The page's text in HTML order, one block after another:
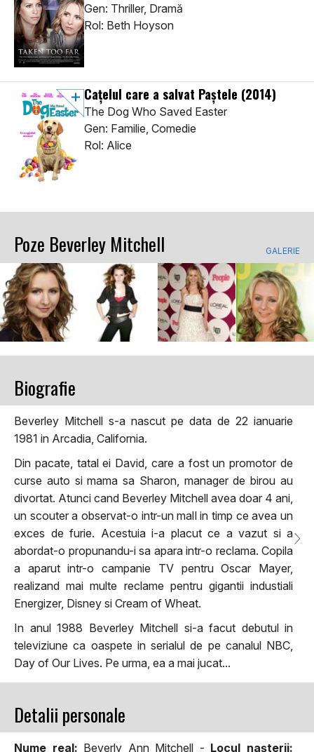
Gen: Thriller, Dramă
Rol: Beth Hoyson
Caţelul care a salvat Paştele (2014)
The Dog Who Saved Easter
Gen: Familie, Comedie
Rol: Alice
Poze Beverley Mitchell GALERIE
Biografie
Beverley Mitchell s-a nascut pe data de 22 ianuarie
1981 in Arcadia, California.
Din pacate, tatal ei David, care a fost un promotor de
curse auto si mama sa Sharon, manager de birou au
divortat. Atunci cand Beverley Mitchell avea doar 4 ani,
un scouter a observat-o intr-un mall in timp ce avea un
exces de furie. Acestuia i-a placut ce a vazut si a
abordat-o propunandu-i sa apara intr-o reclama. Copila
a aparut intr-o campanie TV pentru Oscar Mayer,
realizand mai multe reclame pentru gigantii industiali
Energizer, Disney si Cream of Wheat.
In anul 1988 Beverley Mitchell si-a facut debutul in
televiziune ca oaspete in serialul de pe canalul NBC,
Day of Our Lives. Pe urma, ea a mai jucat...
Detalii personale
Nume real: Beverly Ann Mitchell - Locul naşterii: